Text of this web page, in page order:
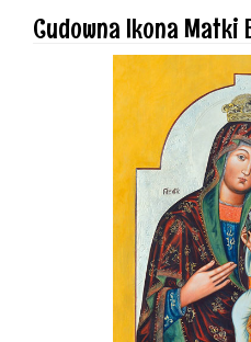
Cudowna Ikona Matki